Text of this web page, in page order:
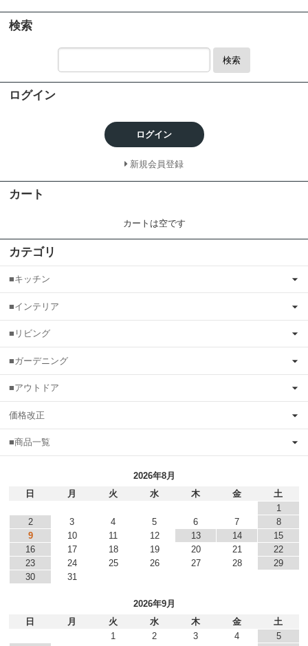
検索
検索
ログイン
ログイン
新規会員登録
カート
カートは空です
カテゴリ
■キッチン
■インテリア
■リビング
■ガーデニング
■アウトドア
価格改正
■商品一覧
2026年8月
日
月 火 水 木 金
土
1
2
3 4 5 6 7
8
9
10 11 12 13 14
15
16
17 18 19 20 21
22
23
24 25 26 27 28
29
30
31
2026年9月
日
月 火 水 木 金
土
1
2 3 4
5